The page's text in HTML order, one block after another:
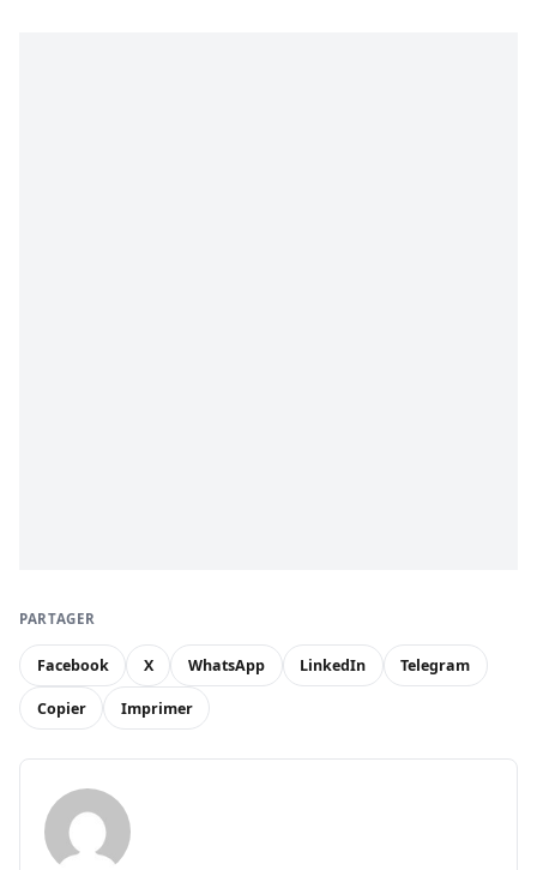
PARTAGER
Facebook X WhatsApp LinkedIn Telegram
Copier Imprimer